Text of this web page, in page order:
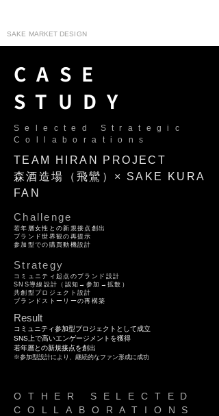
SAKE MARKET DESIGN
CASE
STUDY
Selected Strategic
Collaborations
TEAM HIRAN PROJECT
森酒造場（飛鸞）× SAKE KURA
FAN
Challenge
若年層女性との新規接点創出
ブランド世界観の再提示
参加型での購買動機設計
Strategy
コミュニティ起点のブランド設計
SNS導線設計（認知→参加→拡散）
共創型プロジェクト設計
ブランドストーリーの再構築
Result
コミュニティ参加型プロジェクトとして成立
SNS上で高いエンゲージメントを獲得
若年層との新規接点を創出
※参加型設計により、継続的なファン形成に成功
OTHER SELECTED
COLLABORATIONS